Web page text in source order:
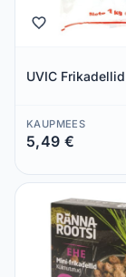
UVIC
KAUPMEES
5,49 €